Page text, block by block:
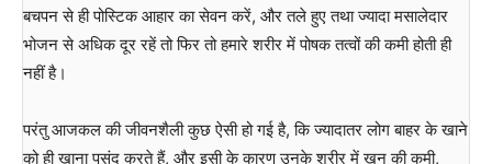
बचपन से ही पोस्टिक आहार का सेवन करें, और तले हुए तथा ज्यादा मसालेदार
भोजन से अधिक दूर रहें तो फिर तो हमारे शरीर में पोषक तत्वों की कमी होती ही
नहीं है।
परंतु आजकल की जीवनशैली कुछ ऐसी हो गई है, कि ज्यादातर लोग बाहर के खाने
को ही खाना पसंद करते हैं, और इसी के कारण उनके शरीर में खून की कमी,